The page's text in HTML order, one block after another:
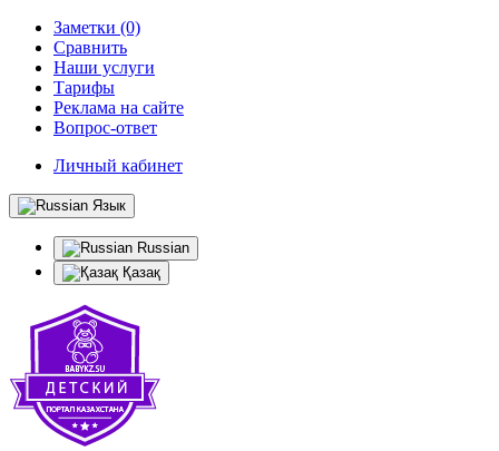
Заметки (0)
Сравнить
Наши услуги
Тарифы
Реклама на сайте
Вопрос-ответ
Личный кабинет
Язык
Russian
Қазақ